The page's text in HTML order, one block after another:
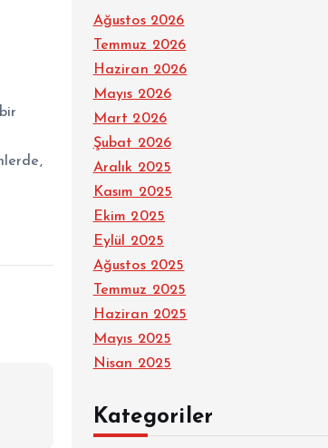
Ağustos 2026
Temmuz 2026
Haziran 2026
Mayıs 2026
Mart 2026
Şubat 2026
Aralık 2025
Kasım 2025
Ekim 2025
Eylül 2025
Ağustos 2025
Temmuz 2025
Haziran 2025
Mayıs 2025
Nisan 2025
Kategoriler